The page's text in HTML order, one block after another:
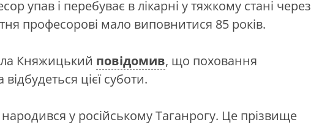
упав і перебуває в лікарні у тяжкому стані через
професорові мало виповнитися 85 років.
Княжицький повідомив, що поховання
цієї суботи.
у російському Таганрогу. Це прізвище